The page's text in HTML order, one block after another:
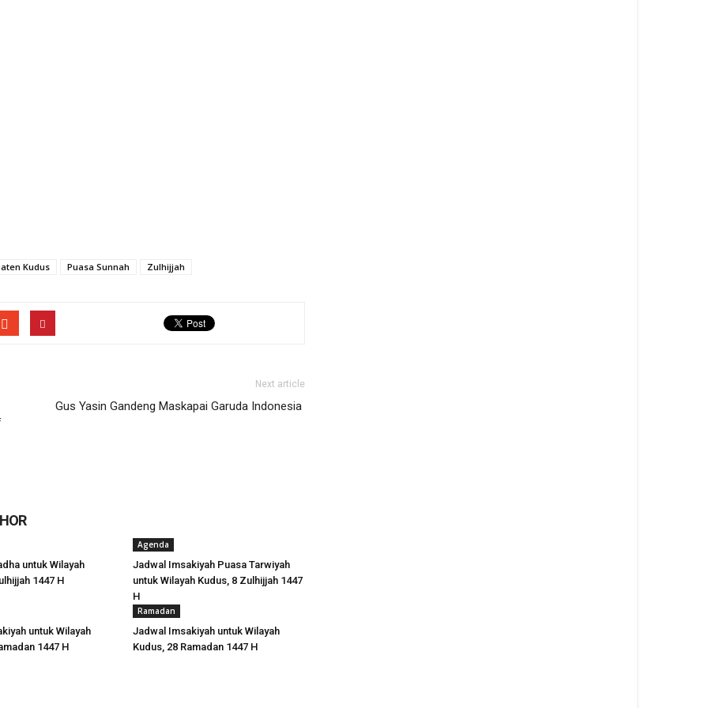
Kudus Puasa Sunnah Zulhijjah
Next article
Gus Yasin Gandeng Maskapai Garuda Indonesia
untuk Wilayah
1447 H
Agenda
Jadwal Imsakiyah Puasa Tarwiyah
untuk Wilayah Kudus, 8 Zulhijjah 1447
H
untuk Wilayah
1447 H
Ramadan
Jadwal Imsakiyah untuk Wilayah
Kudus, 28 Ramadan 1447 H